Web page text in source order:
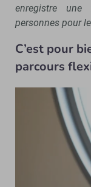
enregistre une
personnes pour
C’est pour
parcours